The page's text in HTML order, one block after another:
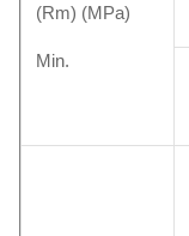
(Rm) (MPa)
Min.